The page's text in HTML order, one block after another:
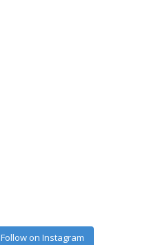
Follow on Instagram